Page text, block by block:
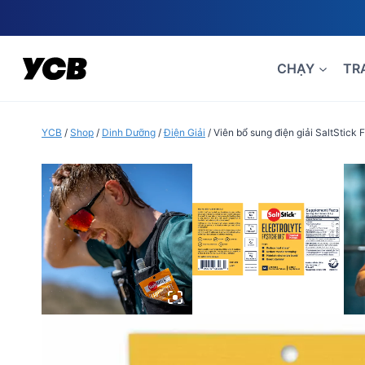
to
content
CHẠY
YCB / Shop / Dinh Dưỡng /Điện Giải / Viên bổ sung điện giải SaltStick